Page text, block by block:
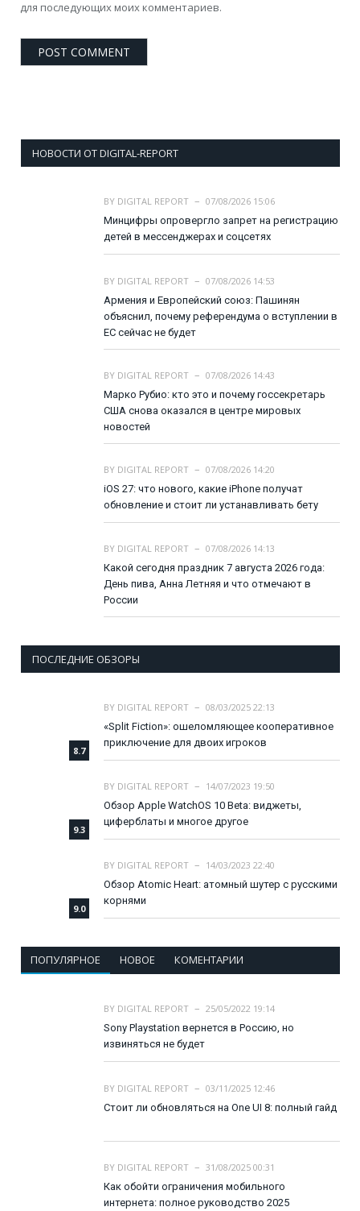
для последующих моих комментариев.
НОВОСТИ ОТ DIGITAL-REPORT
BY DIGITAL REPORT
07/08/2026 15:06
Минцифры опровергло запрет на регистрацию
детей в мессенджерах и соцсетях
BY DIGITAL REPORT
07/08/2026 14:53
Армения и Европейский союз: Пашинян
объяснил, почему референдума о вступлении в
ЕС сейчас не будет
BY DIGITAL REPORT
07/08/2026 14:43
Марко Рубио: кто это и почему госсекретарь
США снова оказался в центре мировых
новостей
BY DIGITAL REPORT
07/08/2026 14:20
iOS 27: что нового, какие iPhone получат
обновление и стоит ли устанавливать бету
BY DIGITAL REPORT
07/08/2026 14:13
Какой сегодня праздник 7 августа 2026 года:
День пива, Анна Летняя и что отмечают в
России
ПОСЛЕДНИЕ ОБЗОРЫ
8.7
BY DIGITAL REPORT
08/03/2025 22:13
«Split Fiction»: ошеломляющее кооперативное
приключение для двоих игроков
9.3
BY DIGITAL REPORT
14/07/2023 19:50
Обзор Apple WatchOS 10 Beta: виджеты,
циферблаты и многое другое
9.0
BY DIGITAL REPORT
14/03/2023 22:40
Обзор Atomic Heart: атомный шутер с русскими
корнями
ПОПУЛЯРНОЕ НОВОЕ КОМЕНТАРИИ
BY DIGITAL REPORT
25/05/2022 19:14
Sony Playstation вернется в Россию, но
извиняться не будет
BY DIGITAL REPORT
03/11/2025 12:46
Стоит ли обновляться на One UI 8: полный гайд
BY DIGITAL REPORT
31/08/2025 00:31
Как обойти ограничения мобильного
интернета: полное руководство 2025